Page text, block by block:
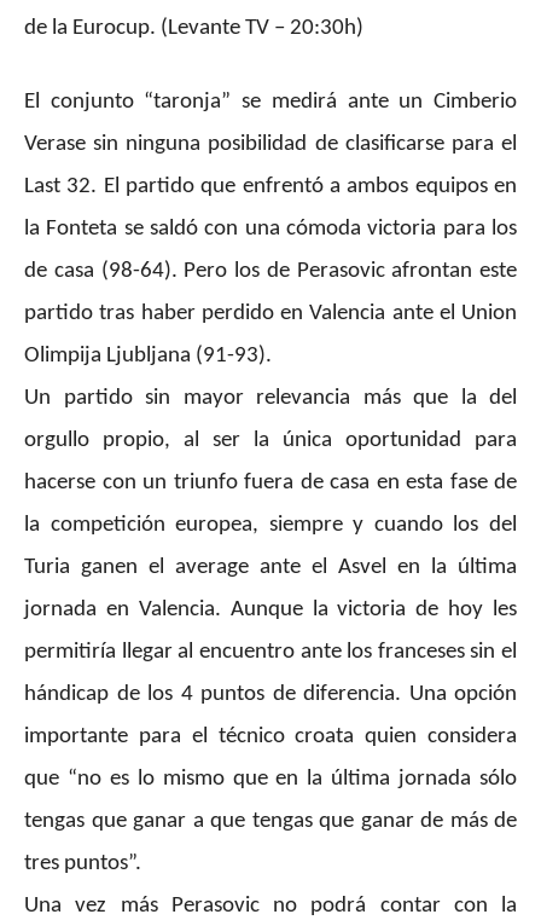
de la Eurocup. (Levante TV – 20:30h)
El conjunto “taronja” se medirá ante un Cimberio
Verase sin ninguna posibilidad de clasificarse para el
Last 32. El partido que enfrentó a ambos equipos en
la Fonteta se saldó con una cómoda victoria para los
de casa (98-64). Pero los de Perasovic afrontan este
partido tras haber perdido en Valencia ante el Union
Olimpija Ljubljana (91-93).
Un partido sin mayor relevancia más que la del
orgullo propio, al ser la única oportunidad para
hacerse con un triunfo fuera de casa en esta fase de
la competición europea, siempre y cuando los del
Turia ganen el average ante el Asvel en la última
jornada en Valencia. Aunque la victoria de hoy les
permitiría llegar al encuentro ante los franceses sin el
hándicap de los 4 puntos de diferencia. Una opción
importante para el técnico croata quien considera
que “no es lo mismo que en la última jornada sólo
tengas que ganar a que tengas que ganar de más de
tres puntos”.
Una vez más Perasovic no podrá contar con la